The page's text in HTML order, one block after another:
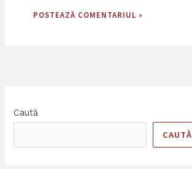
Caută
CAUTĂ